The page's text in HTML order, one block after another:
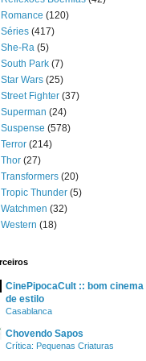
Romance (120)
Séries (417)
She-Ra (5)
South Park (7)
Star Wars (25)
Street Fighter (37)
Superman (24)
Suspense (578)
Terror (214)
Thor (27)
Transformers (20)
Tropic Thunder (5)
Watchmen (32)
Western (18)
CinePipocaCult :: bom
de estilo
Casablanca
Chovendo Sapos
Crítica: Pequenas Criaturas